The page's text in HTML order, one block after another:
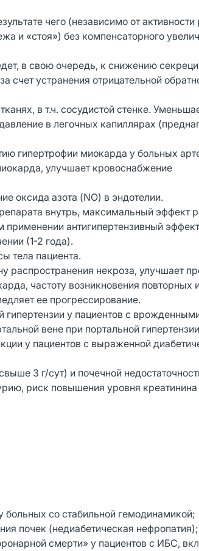
чего (независимо от активности
и «стоя») без компенсаторного
в свою очередь, к снижению
счет устранения отрицательной
в т.ч. сосудистой стенке.
в легочных капиллярах
гипертрофии миокарда у больных
улучшает кровоснабжение
оксида азота (NO) в эндотелии.
внутрь, максимальный эффект
антигипертензивный эффект
(1-2 года).
тела пациента.
распространения некроза, улучшает
частоту возникновения повторных
ее прогрессирование.
у пациентов с
вене при портальной
у пациентов с выраженной
3 г/сут) и почечной
риск повышения уровня креатинина
больных со стабильной гемодинамикой;
почек (недиабетическая нефропатия);
смерти» у пациентов с ИБС,